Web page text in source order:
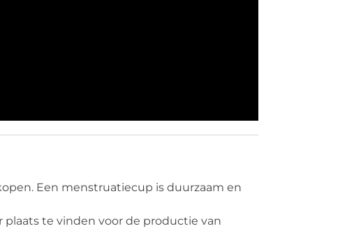
Een menstruatiecup is duurzaam en
te vinden voor de productie van